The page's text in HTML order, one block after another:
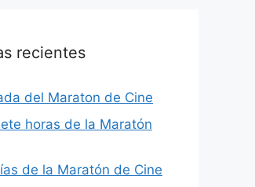
recientes
del Maraton de Cine
horas de la Maratón
de la Maratón de Cine